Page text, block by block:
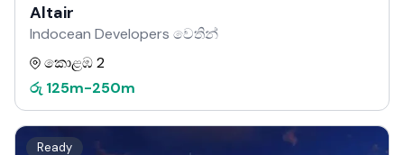
Altair
Indocean Developers වෙතින්
කොළඹ 2
රු 125m-250m
Ready